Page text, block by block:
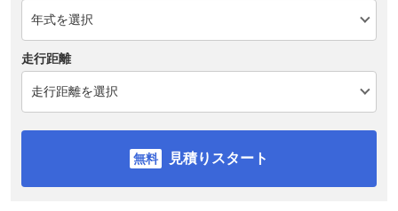
走行距離
見積りスタート